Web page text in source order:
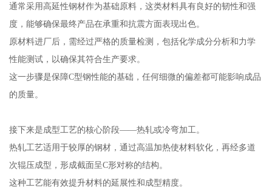
通常采用高延性钢材作为基础原料，这类材料具有良好的韧性和强
度，能够确保最终产品在承重和抗震方面表现出色。
原材料进厂后，需经过严格的质量检测，包括化学成分分析和力学
性能测试，以确保其符合生产要求。
这一步骤是保障C型钢性能的基础，任何细微的偏差都可能影响成品
的质量。
接下来是成型工艺的核心阶段——热轧或冷弯加工。
热轧工艺适用于较厚的钢材，通过高温加热使材料软化，再经多道
次辊压成型，形成截面呈C形对称的结构。
这种工艺能有效提升材料的延展性和成型精度。